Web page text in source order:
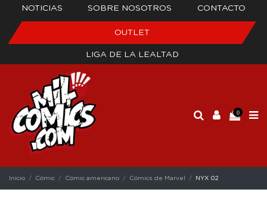
NOTICIAS SOBRE NOSOTROS CONTACTO
OUTLET
LIGA DE LA LEALTAD
0
Inicio Cómic Cómic americano Cómics de Marvel NYX 02